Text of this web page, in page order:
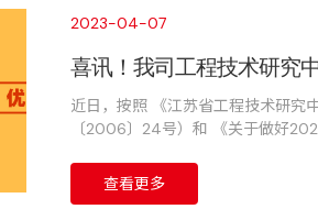
2023-04-07
喜讯！我司工程技术研究
近日，按照 《江苏省工程技术研究
〔2006〕24号）和 《关于做好
研究中心进行了绩效考评。经材料
的“江苏省高精度自水平激光建筑测
查看更多